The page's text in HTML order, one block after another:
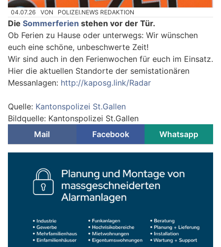
04.07.26 VON POLIZEI.NEWS REDAKTION
Die Sommerferien stehen vor der Tür.
Ob Ferien zu Hause oder unterwegs: Wir wünschen
euch eine schöne, unbeschwerte Zeit!
Wir sind auch in den Ferienwochen für euch im Einsatz.
Hier die aktuellen Standorte der semistationären
Messanlagen: http://kaposg.link/Radar
Quelle: Kantonspolizei St.Gallen
Bildquelle: Kantonspolizei St.Gallen
Mail
Facebook Whatsapp